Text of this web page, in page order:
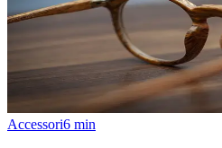
Accessori6 min